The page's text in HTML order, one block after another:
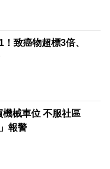
致癌物超標3倍、
械車位 不服社區
報警